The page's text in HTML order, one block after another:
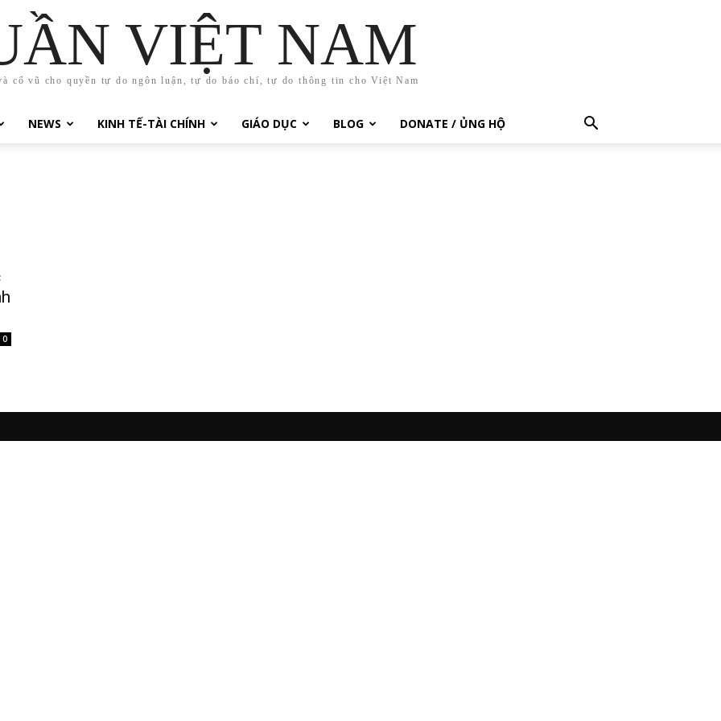
VIỆT NAM
cổ vũ cho quyền tự do ngôn luận, tự do báo chí, tự do thông tin cho Việt Nam
NEWS KINH TẾ-TÀI CHÍNH GIÁO DỤC BLOG DONATE / ỦNG HỘ
0